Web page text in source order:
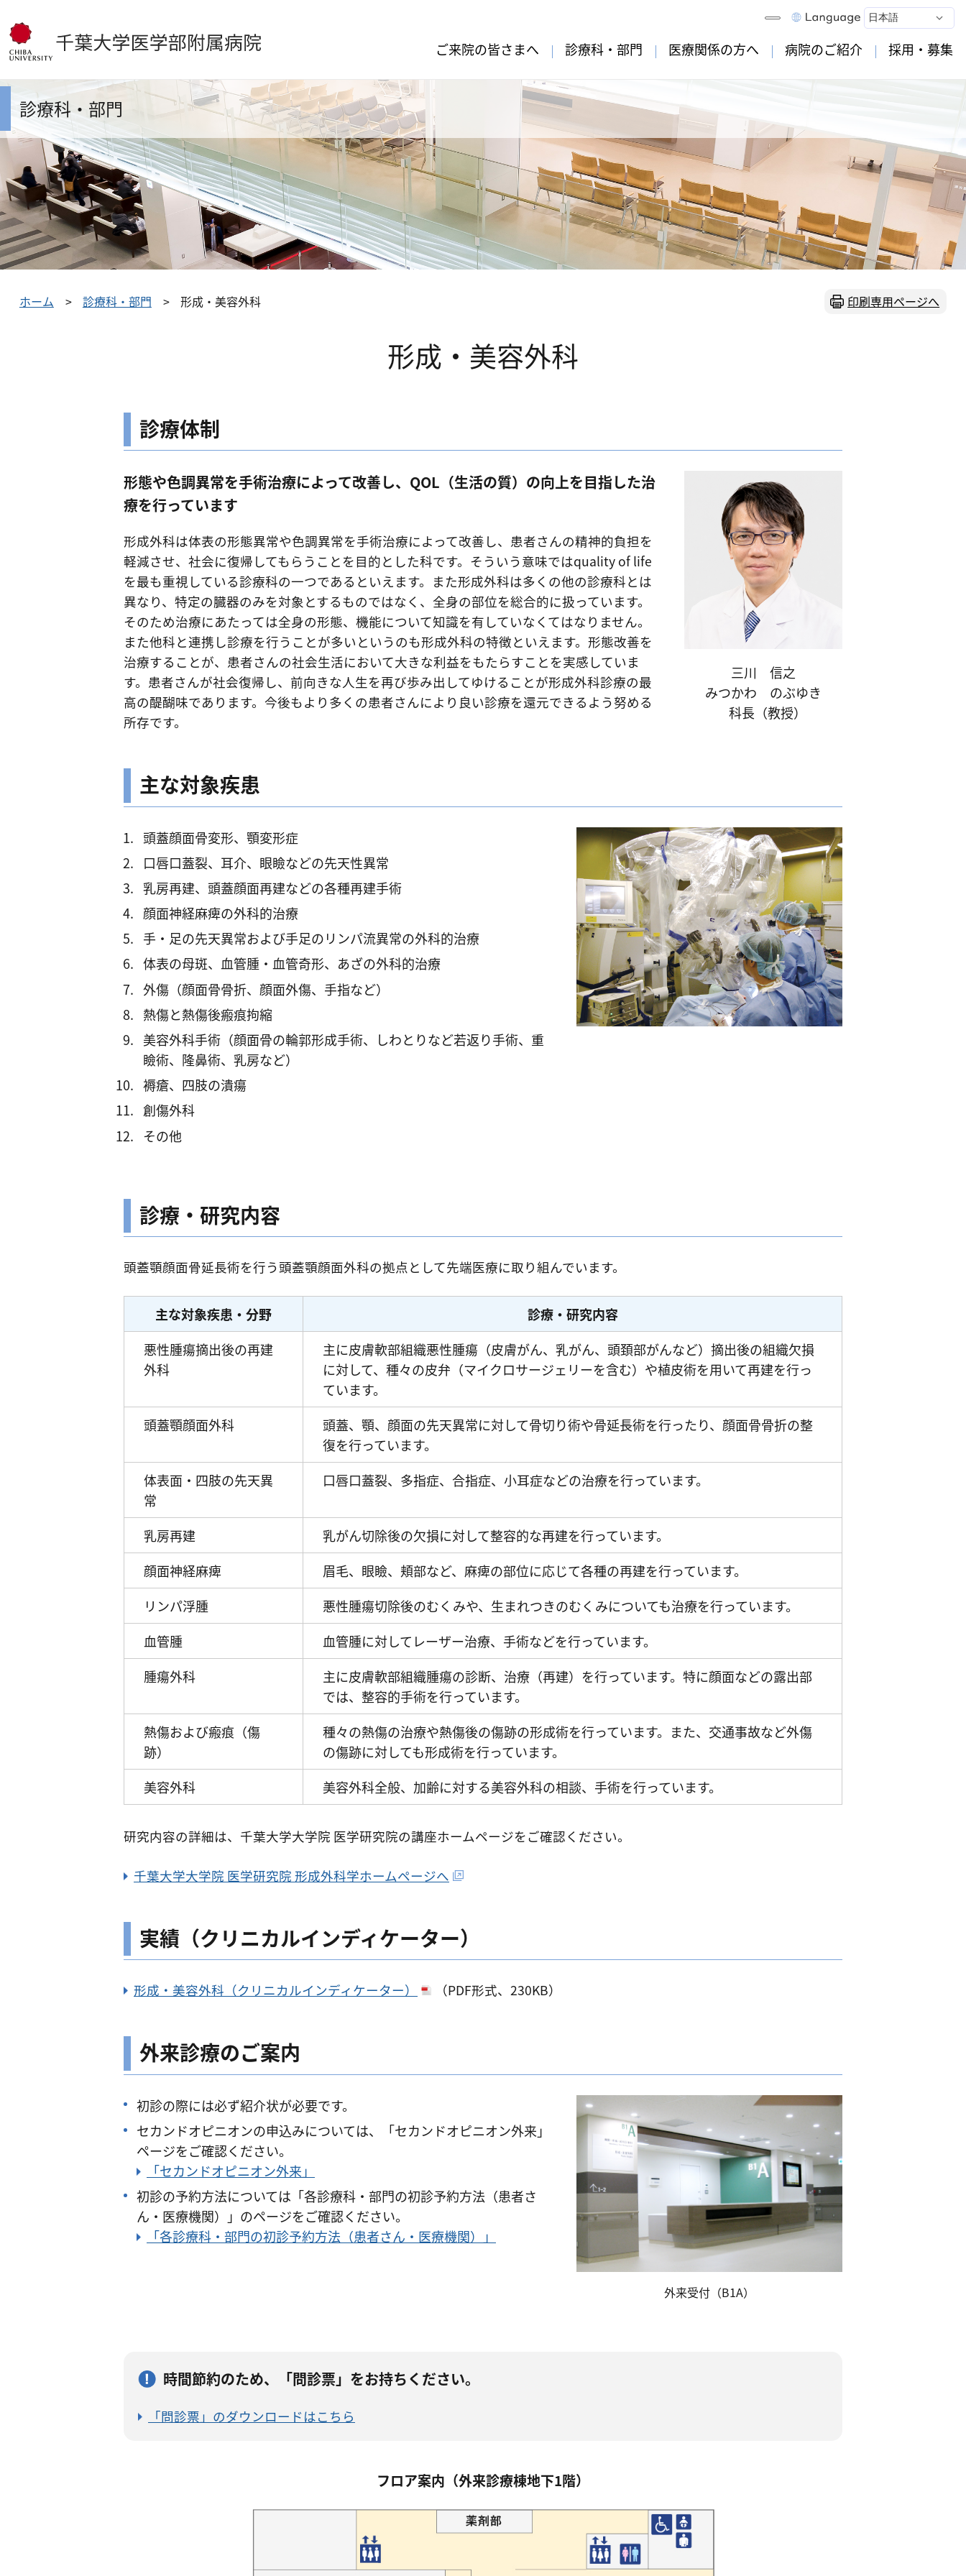
ご来院の皆さまへ 診療科・部門 医療関係の方へ 病院のご紹介 採用・募集
診療科・部門
ホーム 診療科・部門 形成・美容外科 印刷専用ページへ
形成・美容外科
診療体制
三川 信之
みつかわ のぶゆき
科長（教授）
形態や色調異常を手術治療によって改善し、QOL（生活の質）の向上を目指した治
療を行っています
形成外科は体表の形態異常や色調異常を手術治療によって改善し、患者さんの精神的負担を
軽減させ、社会に復帰してもらうことを目的とした科です。そういう意味ではquality of life
を最も重視している診療科の一つであるといえます。また形成外科は多くの他の診療科とは
異なり、特定の臓器のみを対象とするものではなく、全身の部位を総合的に扱っています。
そのため治療にあたっては全身の形態、機能について知識を有していなくてはなりません。
また他科と連携し診療を行うことが多いというのも形成外科の特徴といえます。形態改善を
治療することが、患者さんの社会生活において大きな利益をもたらすことを実感していま
す。患者さんが社会復帰し、前向きな人生を再び歩み出してゆけることが形成外科診療の最
高の醍醐味であります。今後もより多くの患者さんにより良い診療を還元できるよう努める
所存です。
主な対象疾患
頭蓋顔面骨変形、顎変形症
口唇口蓋裂、耳介、眼瞼などの先天性異常
乳房再建、頭蓋顔面再建などの各種再建手術
顔面神経麻痺の外科的治療
手・足の先天異常および手足のリンパ流異常の外科的治療
体表の母斑、血管腫・血管奇形、あざの外科的治療
外傷（顔面骨骨折、顔面外傷、手指など）
熱傷と熱傷後瘢痕拘縮
美容外科手術（顔面骨の輪郭形成手術、しわとりなど若返り手術、重
瞼術、隆鼻術、乳房など）
褥瘡、四肢の潰瘍
創傷外科
その他
診療・研究内容
頭蓋顎顔面骨延長術を行う頭蓋顎顔面外科の拠点として先端医療に取り組んでいます。
主な対象疾患・分野
診療・研究内容
悪性腫瘍摘出後の再建
外科
主に皮膚軟部組織悪性腫瘍（皮膚がん、乳がん、頭頚部がんなど）摘出後の組織欠損
に対して、種々の皮弁（マイクロサージェリーを含む）や植皮術を用いて再建を行っ
ています。
頭蓋顎顔面外科
頭蓋、顎、顔面の先天異常に対して骨切り術や骨延長術を行ったり、顔面骨骨折の整
復を行っています。
体表面・四肢の先天異
常
口唇口蓋裂、多指症、合指症、小耳症などの治療を行っています。
乳房再建
乳がん切除後の欠損に対して整容的な再建を行っています。
顔面神経麻痺
眉毛、眼瞼、頬部など、麻痺の部位に応じて各種の再建を行っています。
リンパ浮腫
悪性腫瘍切除後のむくみや、生まれつきのむくみについても治療を行っています。
血管腫
血管腫に対してレーザー治療、手術などを行っています。
腫瘍外科
主に皮膚軟部組織腫瘍の診断、治療（再建）を行っています。特に顔面などの露出部
では、整容的手術を行っています。
熱傷および瘢痕（傷
跡）
種々の熱傷の治療や熱傷後の傷跡の形成術を行っています。また、交通事故など外傷
の傷跡に対しても形成術を行っています。
美容外科
美容外科全般、加齢に対する美容外科の相談、手術を行っています。
研究内容の詳細は、千葉大学大学院 医学研究院の講座ホームページをご確認ください。
千葉大学大学院 医学研究院 形成外科学ホームページへ
実績（クリニカルインディケーター）
形成・美容外科（クリニカルインディケーター） （PDF形式、230KB）
外来診療のご案内
外来受付（B1A）
初診の際には必ず紹介状が必要です。
セカンドオピニオンの申込みについては、「セカンドオピニオン外来」
ページをご確認ください。
「セカンドオピニオン外来」
初診の予約方法については「各診療科・部門の初診予約方法（患者さ
ん・医療機関）」のページをご確認ください。
「各診療科・部門の初診予約方法（患者さん・医療機関）」
時間節約のため、「問診票」をお持ちください。
「問診票」のダウンロードはこちら
フロア案内（外来診療棟地下1階）